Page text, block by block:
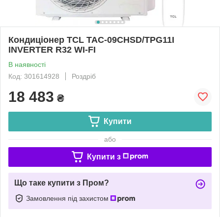
Кондиціонер TCL TAC-09CHSD/TPG11I
INVERTER R32 WI-FI
В наявності
Код: 301614928
Роздріб
18 483 ₴
Купити
або
Купити з
Що таке купити з Пром?
Замовлення під захистом